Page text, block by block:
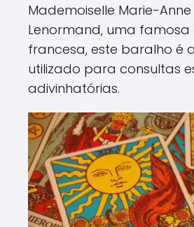
Mademoiselle Marie-
Lenormand, uma
francesa, este baralho é
utilizado para consultas
adivinhatórias.